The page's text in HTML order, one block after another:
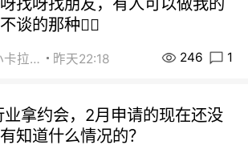
谈的那种😮‍💨
巴黎小卡拉咪 昨天22:18 246 1
拿约会，2月申请的现在还没
知道什么情况的？